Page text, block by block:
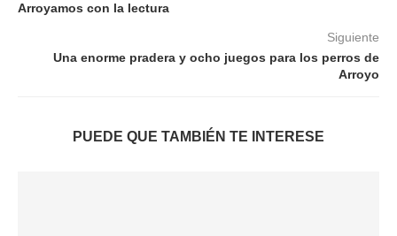
Arroyamos con la lectura
Siguiente
Una enorme pradera y ocho juegos para los perros de
Arroyo
PUEDE QUE TAMBIÉN TE INTERESE